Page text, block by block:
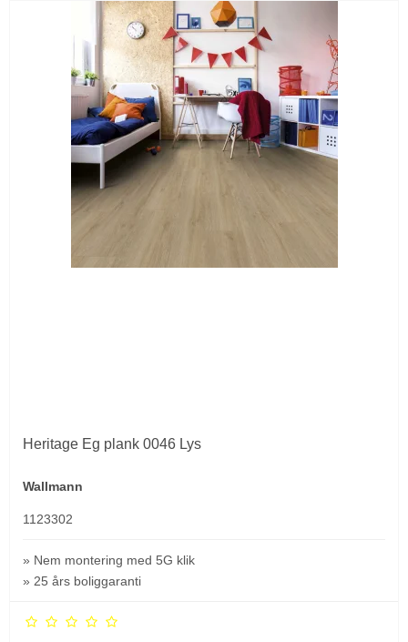
Heritage Eg plank 0046 Lys
Wallmann
1123302
» Nem montering med 5G klik
» 25 års boliggaranti